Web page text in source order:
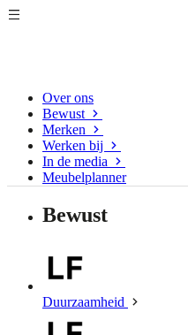
Over ons
Bewust
Merken
Werken bij
In de media
Meubelplanner
Bewust
Duurzaamheid